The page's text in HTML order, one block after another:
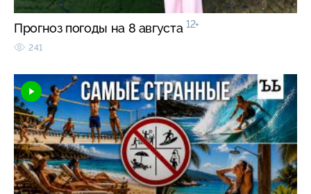
Прогноз погоды на 8 августа 12+
241